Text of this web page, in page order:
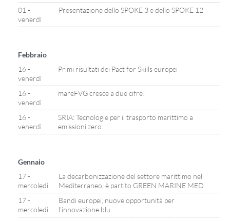
01 -
venerdì
Presentazione dello SPOKE 3 e dello SPOKE 12
Febbraio
16 -
venerdì
Primi risultati dei Pact for Skills europei
16 -
venerdì
mareFVG cresce a due cifre!
16 -
venerdì
SRIA: Tecnologie per il trasporto marittimo a
emissioni zero
Gennaio
17 -
mercoledì
La decarbonizzazione del settore marittimo nel
Mediterraneo, è partito GREEN MARINE MED
17 -
mercoledì
Bandi europei, nuove opportunità per
l’innovazione blu